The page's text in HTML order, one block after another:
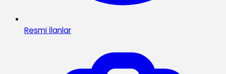
Resmi İlanlar